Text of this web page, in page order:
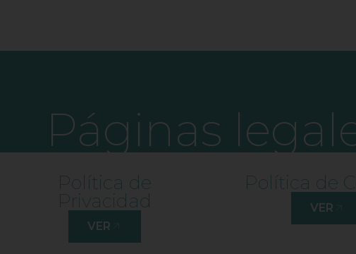
Páginas
Política de
Privacidad
VER
Política de
VER